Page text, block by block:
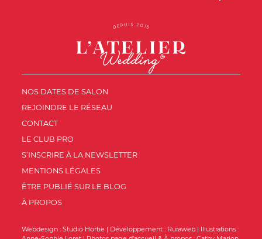
NOS DATES DE SALON
REJOINDRE LE RÉSEAU
CONTACT
LE CLUB PRO
S’INSCRIRE À LA NEWSLETTER
MENTIONS LÉGALES
ÊTRE PUBLIÉ SUR LE BLOG
À PROPOS
Webdesign :Studio Hörtie | Développement : Ruraweb | Illustrations :